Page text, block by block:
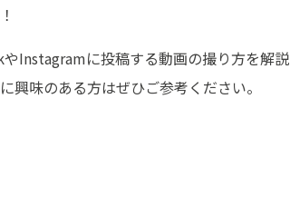
Instagramに投稿する動画の撮り方を解
興味のある方はぜひご参考ください。